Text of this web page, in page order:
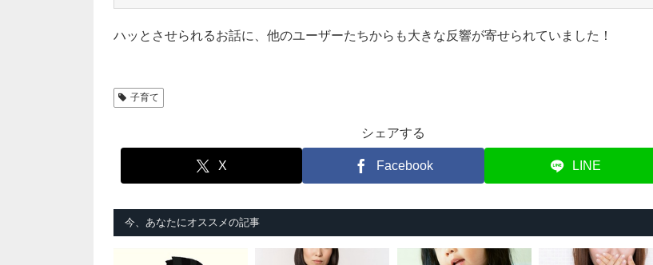
ハッとさせられるお話に、他のユーザーたちからも大きな反響が寄せられていました！
子育て
シェアする
X Facebook LINE
今、あなたにオススメの記事